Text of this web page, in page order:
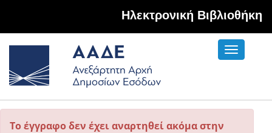
Hλεκτρονική Βιβλιοθήκη
Toggle
Το έγγραφο δεν έχει αναρτηθεί ακόμα στην